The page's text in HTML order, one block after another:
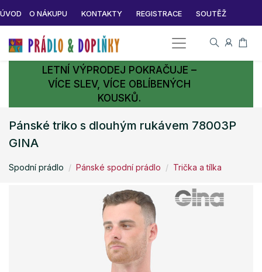
ÚVOD O NÁKUPU KONTAKTY REGISTRACE SOUTĚŽ
LETNÍ VÝPRODEJ POKRAČUJE –
VÍCE SLEV, VÍCE OBLÍBENÝCH
KOUSKŮ.
Pánské triko s dlouhým rukávem 78003P
GINA
Spodní prádlo Pánské spodní prádlo Trička a tílka